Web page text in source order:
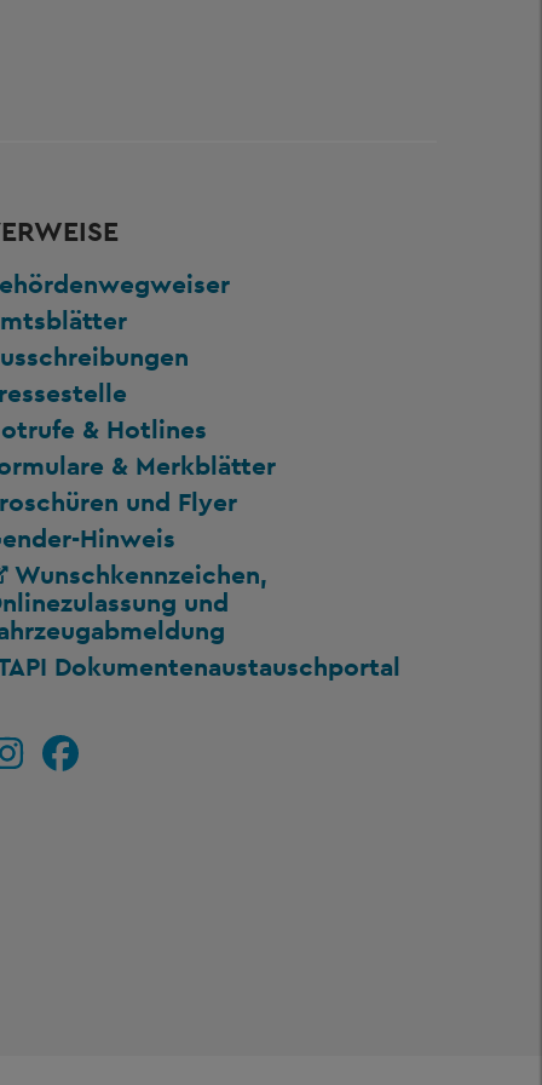
& Hotlines
& Merkblätter
und Flyer
Hinweis
Wunschkennzeichen,
und
Dokumentenaustauschportal